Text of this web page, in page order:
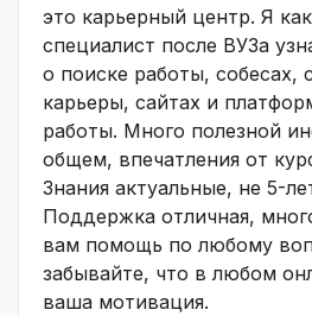
это карьерный центр. Я
специалист после ВУЗа
о поиске работы, собесах,
карьеры, сайтах и
работы. Много полезной
общем, впечатления от
Знания актуальные, не 5-
Поддержка отличная,
вам помощь по любому
забывайте, что в любом
ваша мотивация.